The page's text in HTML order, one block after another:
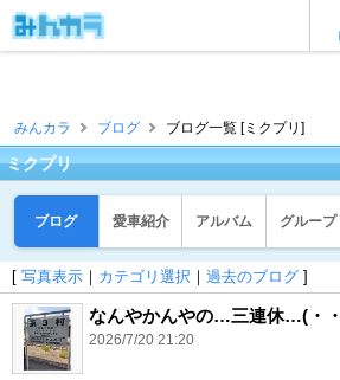
みんカラ ブログ ブログ一覧 [ミクプリ]
ミクプリ
ブログ 愛車紹介 アルバム グループ
[ 写真表示 ｜ カテゴリ選択 ｜ 過去のブログ ]
なんやかんやの…三連休…(・
2026/7/20 21:20